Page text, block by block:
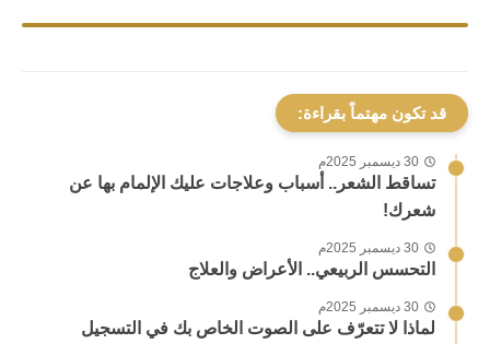
قد تكون مهتماً بقراءة:
30 ديسمبر 2025م
تساقط الشعر.. أسباب وعلاجات عليك الإلمام بها عن
شعرك!
30 ديسمبر 2025م
التحسس الربيعي.. الأعراض والعلاج
30 ديسمبر 2025م
لماذا لا تتعرّف على الصوت الخاص بك في التسجيل